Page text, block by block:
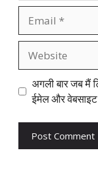
अगली बार जब मैं
ईमेल और